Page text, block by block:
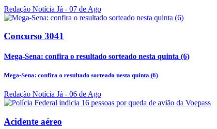
Redação Notícia Já - 07 de Ago
Concurso 3041
Mega-Sena: confira o resultado sorteado nesta quinta (6)
Mega-Sena: confira o resultado sorteado nesta quinta (6)
Redação Notícia Já - 06 de Ago
Acidente aéreo